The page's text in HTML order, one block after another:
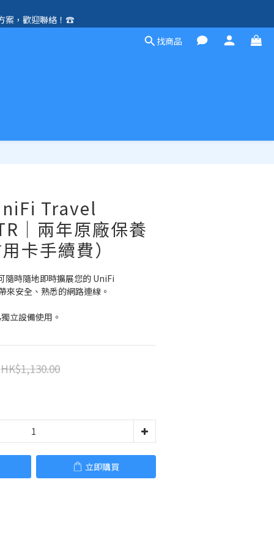
除外）🛍️
案，歡迎聯絡！☎️
找商品
Travel
｜兩年原廠保養
卡手續費）
隨時隨地即時擴展您的 UniFi
安全、熟悉的網路連線。
立設備使用。
HK$1,130.00
立即購買